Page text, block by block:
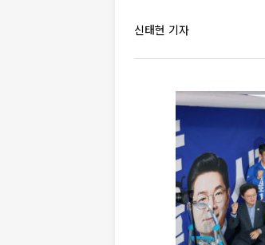
신태현 기자